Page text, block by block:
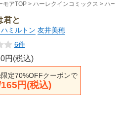
モアTOP ハーレクインコミックス ハ
君と
ミルトン 友井美穂
6件
円(税込)
定70%OFFクーポンで
円(税込)